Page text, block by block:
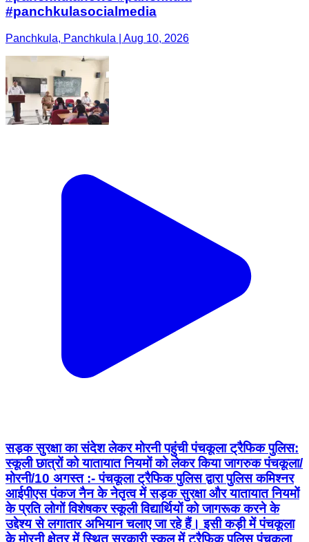
#panchkulasocialmedia
Panchkula, Panchkula | Aug 10, 2026
सड़क सुरक्षा का संदेश लेकर मोरनी पहुंची पंचकूला ट्रैफिक पुलिस:
स्कूली छात्रों को यातायात नियमों को लेकर किया जागरुक पंचकूला/
मोरनी/10 अगस्त :- पंचकूला ट्रैफिक पुलिस द्वारा पुलिस कमिश्नर
आईपीएस पंकज नैन के नेतृत्व में सड़क सुरक्षा और यातायात नियमों
के प्रति लोगों विशेषकर स्कूली विद्यार्थियों को जागरूक करने के
उद्देश्य से लगातार अभियान चलाए जा रहे हैं। इसी कड़ी में पंचकूला
के मोरनी क्षेत्र में स्थित सरकारी स्कूल में ट्रैफिक पुलिस पंचकूला